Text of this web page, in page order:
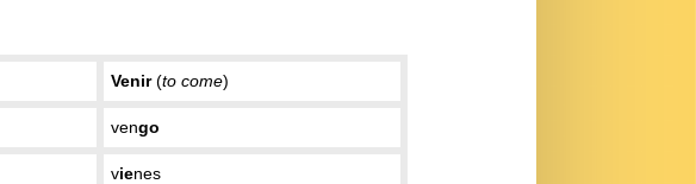
Venir(to come)
vengo
vienes